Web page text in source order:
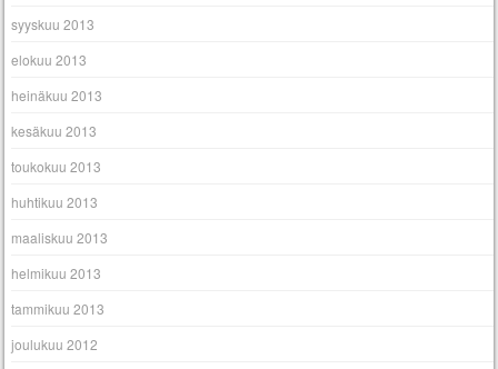
syyskuu 2013
elokuu 2013
heinäkuu 2013
kesäkuu 2013
toukokuu 2013
huhtikuu 2013
maaliskuu 2013
helmikuu 2013
tammikuu 2013
joulukuu 2012